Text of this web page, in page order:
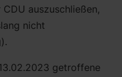
auszuschließen,
nicht
getroffene